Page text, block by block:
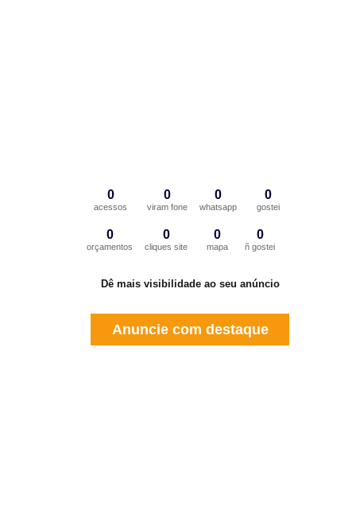
0
acessos
0
viram fone
0
whatsapp
0
gostei
0
orçamentos
0
cliques site
0
mapa
0
ñ gostei
Dê mais visibilidade ao seu anúncio
Anuncie com destaque